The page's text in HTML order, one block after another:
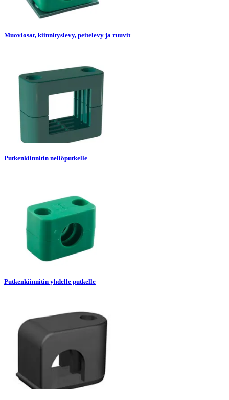
Muoviosat, kiinnityslevy, peitelevy ja ruuvit
Putkenkiinnitin neliöputkelle
Putkenkiinnitin yhdelle putkelle